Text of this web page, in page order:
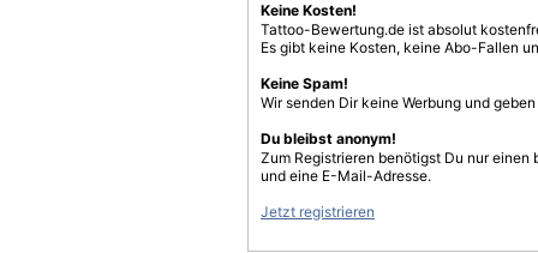
Keine Kosten!
Tattoo-Bewertung.de ist absolut
Es gibt keine Kosten, keine Abo-Fallen
Keine Spam!
Wir senden Dir keine Werbung und
Du bleibst anonym!
Zum Registrieren benötigst Du nur einen
und eine E-Mail-Adresse.
Jetzt registrieren